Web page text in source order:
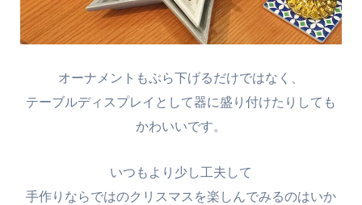
オーナメントもぶら下げるだけではなく、
テーブルディスプレイとして器に盛り付けたりしても
かわいいです。
いつもより少し工夫して
手作りならではのクリスマスを楽しんでみるのはいか